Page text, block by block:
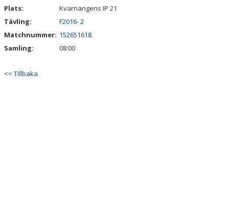
KONTAKT
Plats:
Kvarnängens IP 21
Tävling:
F2016- 2
Matchnummer: 152651618
Samling:
08:00
<< Tillbaka